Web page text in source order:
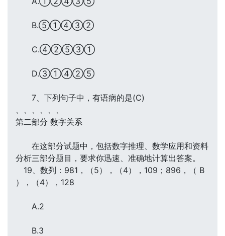
B.⑤①④③②
C.④②⑤③①
D.③①④②⑤
7、下列句子中，有语病的是(C)
、、、、、、
第二部分 数字关系
在这部分试题中，包括数字推理、数学应用和资料
分析三部分题目，要求你迅速、准确地计算出答案。
19、数列：981，（5），（4），109；896，（ B
），（4），128
A.2
B.3